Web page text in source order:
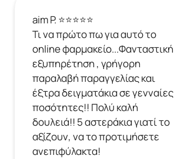
aim P. ⭐⭐⭐⭐⭐
Τι να πρώτο πω για αυτό το
online φαρμακείο...Φανταστική
εξυπηρέτηση , γρήγορη
παραλαβή παραγγελίας και
έξτρα δειγματάκια σε γενναίες
ποσότητες!! Πολύ καλή
δουλειά!! 5 αστεράκια γιατί το
αξίζουν, να το προτιμήσετε
ανεπιφύλακτα!